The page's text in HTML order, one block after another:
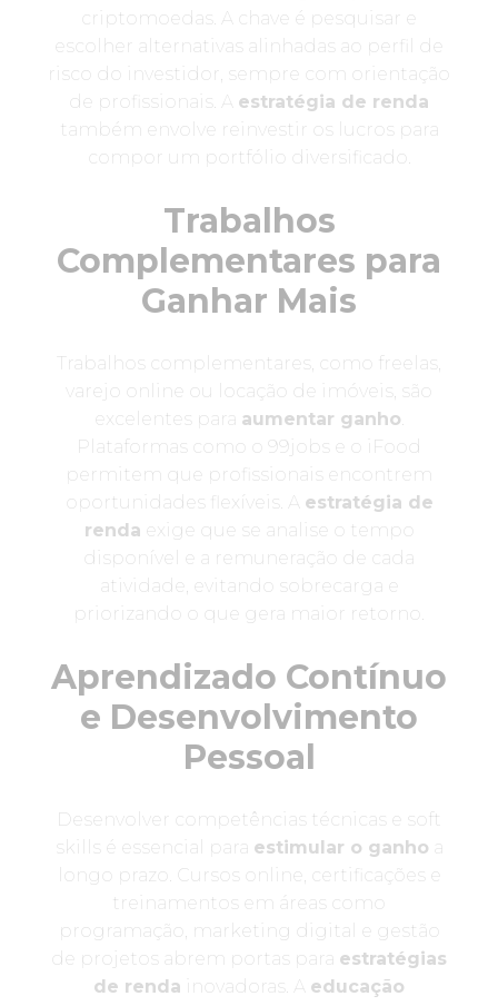
criptomoedas. A chave é pesquisar e
escolher alternativas alinhadas ao perfil de
risco do investidor, sempre com orientação
de profissionais. A estratégia de renda
também envolve reinvestir os lucros para
compor um portfólio diversificado.
Trabalhos
Complementares para
Ganhar Mais
Trabalhos complementares, como freelas,
varejo online ou locação de imóveis, são
excelentes para aumentar ganho
Plataformas como o 99jobs e o iFood
permitem que profissionais encontrem
oportunidades flexíveis. A estratégia de
renda exige que se analise o tempo
disponível e a remuneração de cada
atividade, evitando sobrecarga e
priorizando o que gera maior retorno.
Aprendizado Contínuo
e Desenvolvimento
Pessoal
Desenvolver competências técnicas e soft
skills é essencial para estimular o ganho a
longo prazo. Cursos online, certificações e
treinamentos em áreas como
programação, marketing digital e gestão
de projetos abrem portas para estratégias
de renda inovadoras. A educação